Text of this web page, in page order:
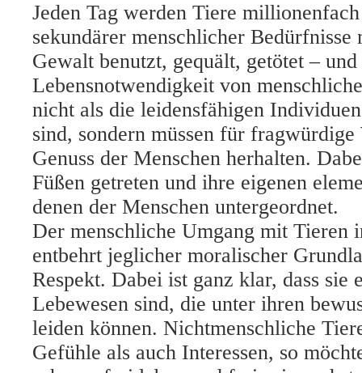
Jeden Tag werden Tiere
sekundärer menschlicher Bedürfnisse
Gewalt benutzt, gequält, getötet –
Lebensnotwendigkeit von
nicht als die leidensfähigen
sind, sondern müssen für fragwürdige
Genuss der Menschen herhalten.
Füßen getreten und ihre eigenen
denen der Menschen untergeordnet.
Der menschliche Umgang mit Tieren
entbehrt jeglicher moralischer
Respekt. Dabei ist ganz klar, dass sie
Lebewesen sind, die unter ihren
leiden können. Nichtmenschliche
Gefühle als auch Interessen, so